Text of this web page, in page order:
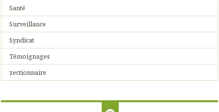
Santé
Surveillance
Syndicat
Témoignages
zectionnaire